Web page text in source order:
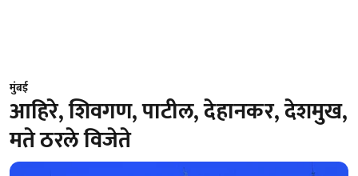
मुंबई
आहिरे, शिवगण, पाटील, देहानकर, देशमुख,
मते ठरले विजेते